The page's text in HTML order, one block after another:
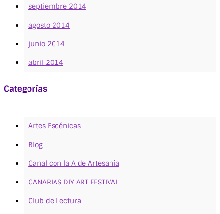
septiembre 2014
agosto 2014
junio 2014
abril 2014
Categorías
Artes Escénicas
Blog
Canal con la A de Artesanía
CANARIAS DIY ART FESTIVAL
Club de Lectura